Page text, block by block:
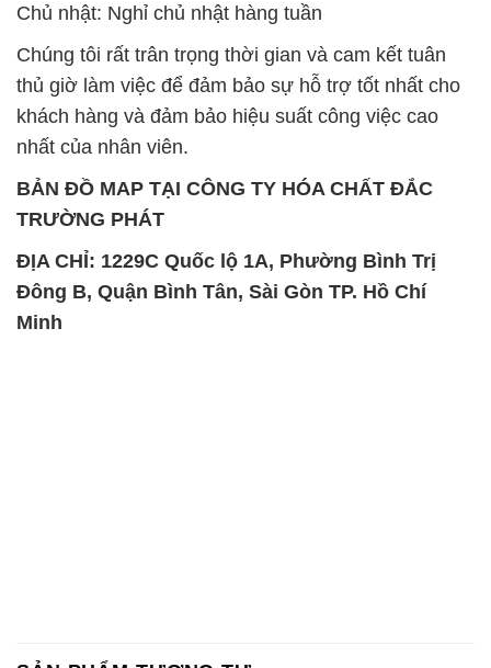
Chủ nhật: Nghỉ chủ nhật hàng tuần
Chúng tôi rất trân trọng thời gian và cam kết tuân
thủ giờ làm việc để đảm bảo sự hỗ trợ tốt nhất cho
khách hàng và đảm bảo hiệu suất công việc cao
nhất của nhân viên.
BẢN ĐỒ MAP TẠI CÔNG TY HÓA CHẤT ĐẮC
TRƯỜNG PHÁT
ĐỊA CHỈ: 1229C Quốc lộ 1A, Phường Bình Trị
Đông B, Quận Bình Tân, Sài Gòn TP. Hồ Chí
Minh